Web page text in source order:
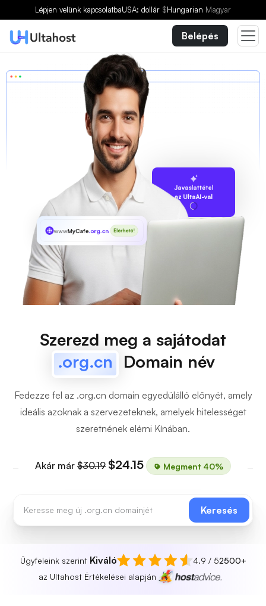
Lépjen velünk kapcsolatbaUSA: dollár $Hungarian Magyar
Belépés
Javaslattétel
az UltaAI-val
wwwMyCafe.org.cn Elérhető!
Szerezd meg a sajátodat
.org.cn
Domain név
Fedezze fel az .org.cn domain egyedülálló előnyét, amely
ideális azoknak a szervezeteknek, amelyek hitelességet
szeretnének elérni Kínában.
Akár már $30.19 $24.15 Megment 40%
Keresés
Ügyfeleink szerint Kiváló 4.9 / 52500+
az Ultahost Értékelései alapján